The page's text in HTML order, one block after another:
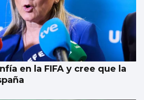
en la FIFA y cree que la